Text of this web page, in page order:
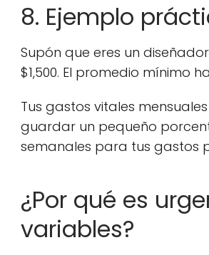
8. Ejemplo
Supón que eres un
$1,500. El promedio mínimo
Tus gastos vitales
guardar un pequeño
semanales para tus gastos
¿Por qué es
variables?